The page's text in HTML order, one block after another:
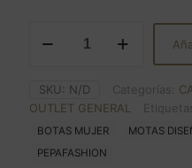
COWBOY
cantidad
SKU: N/D Categorías:
OUTLET GENERAL
BOTAS MUJER
MOTAS
PEPAFASHION